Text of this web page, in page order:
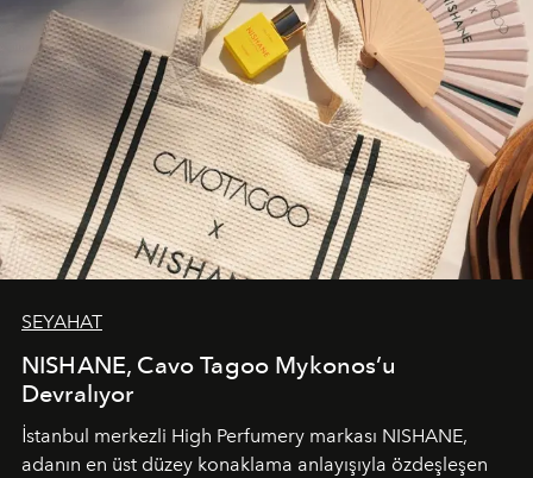
SEYAHAT
NISHANE, Cavo Tagoo Mykonos’u
Devralıyor
İstanbul merkezli High Perfumery markası NISHANE,
adanın en üst düzey konaklama anlayışıyla özdeşleşen